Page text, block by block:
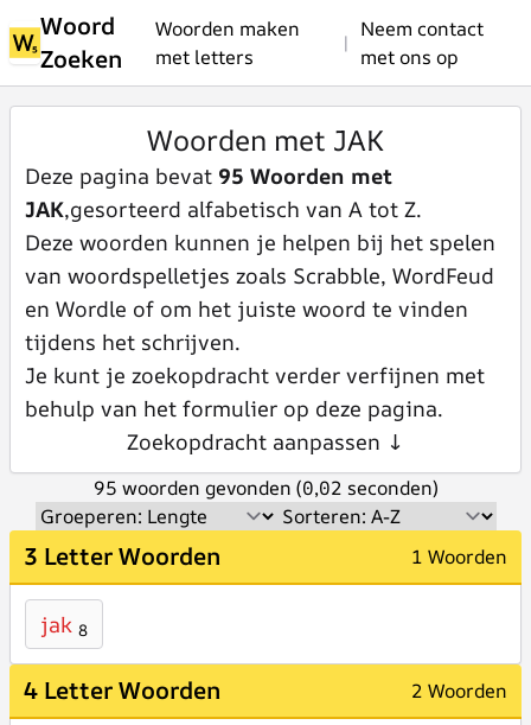
Woord
Zoeken
Woorden maken
met letters
|
Neem contact
met ons op
Woorden met JAK
Deze pagina bevat 95 Woorden met
JAK,gesorteerd alfabetisch van A tot Z.
Deze woorden kunnen je helpen bij het spelen
van woordspelletjes zoals Scrabble, WordFeud
en Wordle of om het juiste woord te vinden
tijdens het schrijven.
Je kunt je zoekopdracht verder verfijnen met
behulp van het formulier op deze pagina.
Zoekopdracht aanpassen ↓
95 woorden gevonden (0,02 seconden)
3 Letter Woorden 1 Woorden
jak 8
4 Letter Woorden 2 Woorden